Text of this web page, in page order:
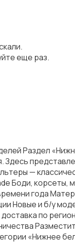
еще раз.
Раздел
—
Боди, корсеты,
года
Новые и б/у
по
«Нижнее